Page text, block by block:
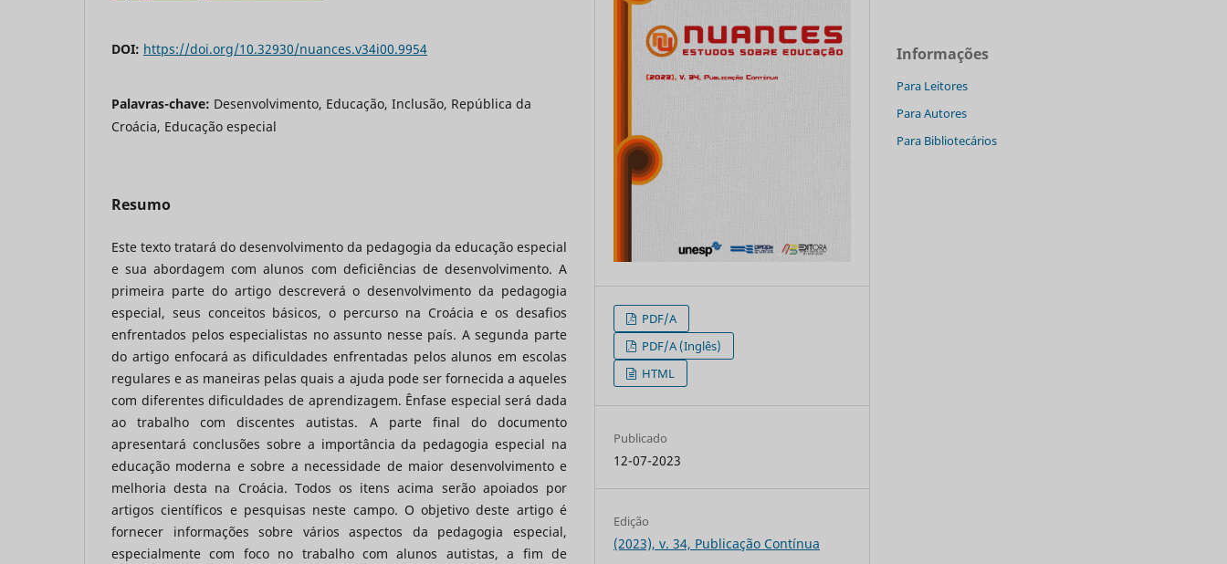
DOI: https://doi.org/10.32930/nuances.v34i00.9954
Palavras-chave: Desenvolvimento, Educação, Inclusão, República da
Croácia, Educação especial
Resumo
Este texto tratará do desenvolvimento da pedagogia da educação especial
e sua abordagem com alunos com deficiências de desenvolvimento. A
primeira parte do artigo descreverá o desenvolvimento da pedagogia
especial, seus conceitos básicos, o percurso na Croácia e os desafios
enfrentados pelos especialistas no assunto nesse país. A segunda parte
do artigo enfocará as dificuldades enfrentadas pelos alunos em escolas
regulares e as maneiras pelas quais a ajuda pode ser fornecida a aqueles
com diferentes dificuldades de aprendizagem. Ênfase especial será dada
ao trabalho com discentes autistas. A parte final do documento
apresentará conclusões sobre a importância da pedagogia especial na
educação moderna e sobre a necessidade de maior desenvolvimento e
melhoria desta na Croácia. Todos os itens acima serão apoiados por
artigos científicos e pesquisas neste campo. O objetivo deste artigo é
fornecer informações sobre vários aspectos da pedagogia especial,
especialmente com foco no trabalho com alunos autistas, a fim de
PDF/A
PDF/A (Inglês)
HTML
Publicado
12-07-2023
Edição
(2023), v. 34, Publicação Contínua
Informações
Para Leitores
Para Autores
Para Bibliotecários